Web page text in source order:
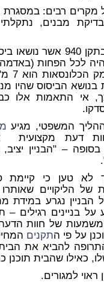
רבים: במסגרת
מבנים, נתקלתי
ליתר דיוק, בעוד שבתקן
הרי
הביסוס שהיו
אי התאמות אלו
המשפטי, מגיע
דעת מקצועית
– "הבניין
לא טען כי קיימת
של הליקויים
נגרע במידת
בניינים רגילים –
המשמעות של חוות
על פי התקנים
להביא את
כאילו שהבית תוכנן
ראוי למגורים.